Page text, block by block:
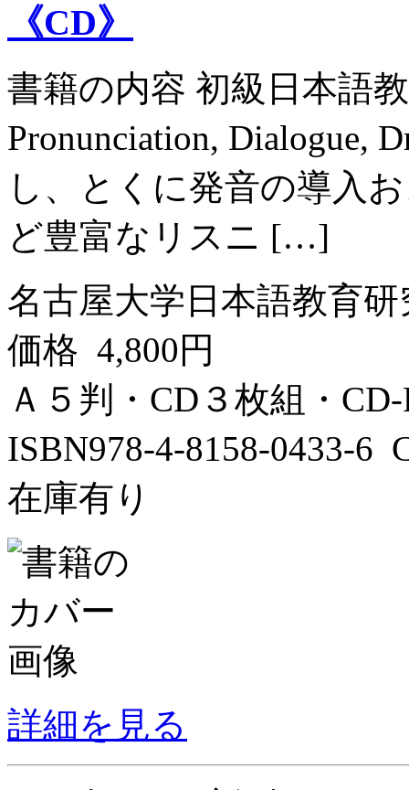
《CD》
書籍の内容 初級日本語
Pronunciation, Dialogue,
し、とくに発音の導入
ど豊富なリスニ […]
名古屋大学日本語教育
価格 4,800円
Ａ５判・CD３枚組・
ISBN978-4-8158-0433-6
在庫有り
詳細を見る